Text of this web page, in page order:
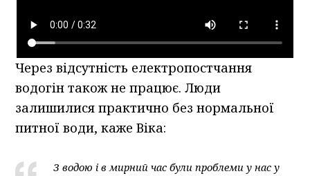
Через відсутність електропостчання
водогін також не працює. Люди
залишилися практично без нормальної
питної води, каже Віка:
З водою і в мирний час були проблеми у нас у